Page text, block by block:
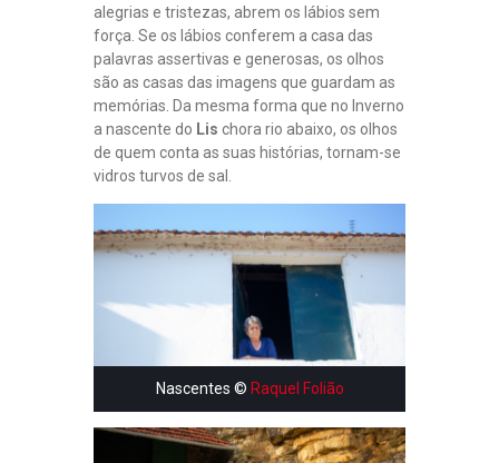
alegrias e tristezas, abrem os lábios sem
força. Se os lábios conferem a casa das
palavras assertivas e generosas, os olhos
são as casas das imagens que guardam as
memórias. Da mesma forma que no Inverno
a nascente do Lis chora rio abaixo, os olhos
de quem conta as suas histórias, tornam-se
vidros turvos de sal.
Nascentes © Raquel Folião